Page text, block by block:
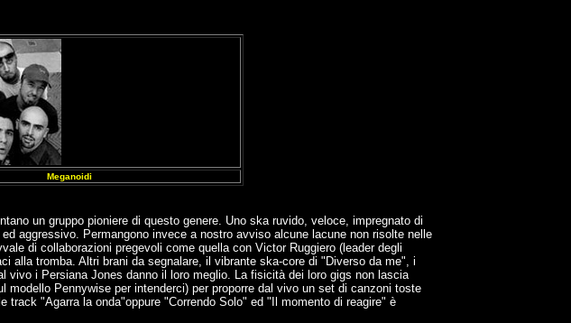
Meganoidi
un gruppo pioniere di questo genere. Uno ska ruvido, veloce, impregnato di
aggressivo. Permangono invece a nostro avviso alcune lacune non risolte nelle
di collaborazioni pregevoli come quella con Victor Ruggiero (leader degli
alla tromba. Altri brani da segnalare, il vibrante ska-core di "Diverso da me", i
i Persiana Jones danno il loro meglio. La fisicità dei loro gigs non lascia
Pennywise per intenderci) per proporre dal vivo un set di canzoni toste
"Agarra la onda"oppure "Correndo Solo" ed "Il momento di reagire" è